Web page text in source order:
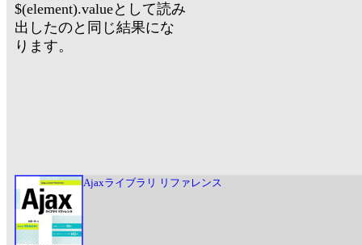
$(element).valueとして読み
出したのと同じ結果にな
ります。
Ajaxライブラリ リファレンス